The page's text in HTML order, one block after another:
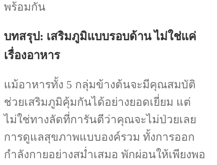
พร้อมกัน
บทสรุป: เสริมภูมิแบบรอบด้าน ไม่ใช่แค่
เรื่องอาหาร
แม้อาหารทั้ง 5 กลุ่มข้างต้นจะมีคุณสมบัติ
ช่วยเสริมภูมิคุ้มกันได้อย่างยอดเยี่ยม แต่
ไม่ใช่ทางลัดที่การันตีว่าคุณจะไม่ป่วยเลย
การดูแลสุขภาพแบบองค์รวม ทั้งการออก
กำลังกายอย่างสม่ำเสมอ พักผ่อนให้เพียงพอ